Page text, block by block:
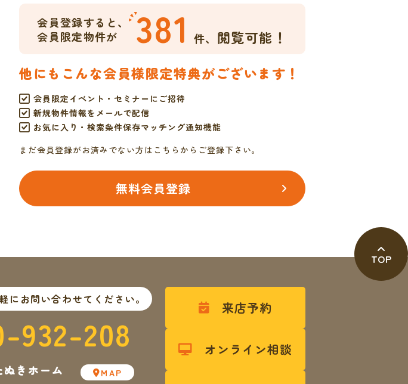
会員登録すると、
会員限定物件が
381 件、 閲覧可能！
他にもこんな会員様限定特典がございます！
会員限定イベント・セミナーにご招待
新規物件情報をメールで配信
お気に入り・検索条件保存マッチング通知機能
まだ会員登録がお済みでない方はこちらからご登録下さい。
無料会員登録
TOP
にお問い合わせてください。
932-208
ぬきホーム MAP
来店予約
オンライン相談